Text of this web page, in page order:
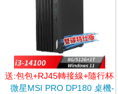
送:包包+RJ45轉接線+隨行杯
微星MSI PRO DP180 桌機-